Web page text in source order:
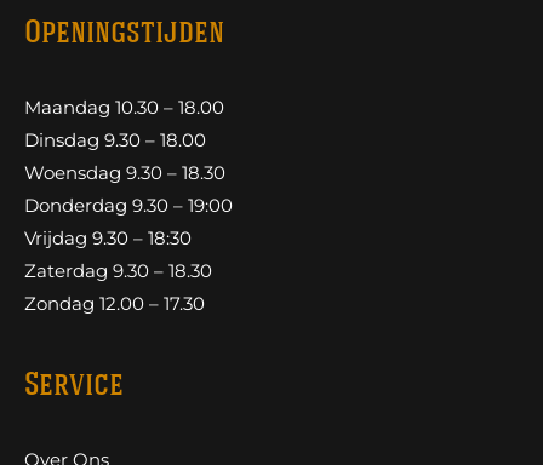
Openingstijden
Maandag 10.30 – 18.00
Dinsdag 9.30 – 18.00
Woensdag 9.30 – 18.30
Donderdag 9.30 – 19:00
Vrijdag 9.30 – 18:30
Zaterdag 9.30 – 18.30
Zondag 12.00 – 17.30
Service
Over Ons